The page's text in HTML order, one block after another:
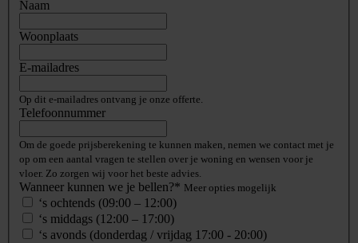
Naam
Woonplaats
E-mailadres
Op dit e-mailadres ontvang je onze offerte.
Telefoonnummer
Om de goede prijsberekening te kunnen maken, nemen we contact met je
op om een aantal vragen te stellen over je woning en wensen voor je
vloer. Zo zorgen wij voor het beste advies.
Wanneer kunnen we je bellen?* Meer opties mogelijk
‘s ochtends (09:00 – 12:00)
‘s middags (12:00 – 17:00)
‘s avonds (donderdag / vrijdag 17:00 - 20:00)